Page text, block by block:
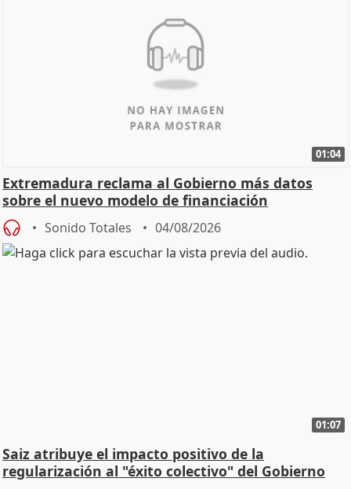
01:04
Extremadura reclama al Gobierno más datos
sobre el nuevo modelo de financiación
Sonido Totales 04/08/2026
01:07
Saiz atribuye el impacto positivo de la
regularización al "éxito colectivo" del Gobierno